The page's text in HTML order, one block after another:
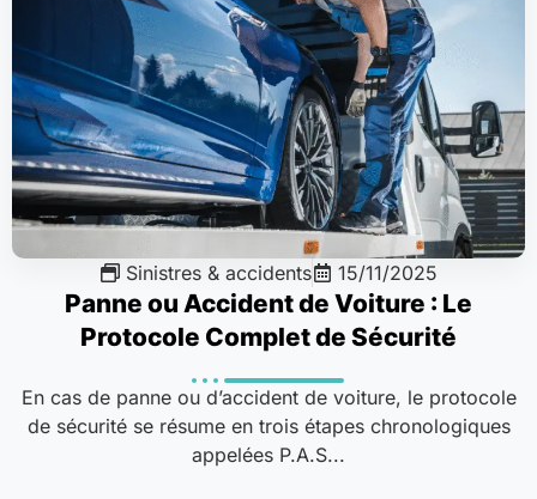
Sinistres & accidents 15/11/2025
Panne ou Accident de Voiture : Le
Protocole Complet de Sécurité
En cas de panne ou d’accident de voiture, le protocole
de sécurité se résume en trois étapes chronologiques
appelées P.A.S...